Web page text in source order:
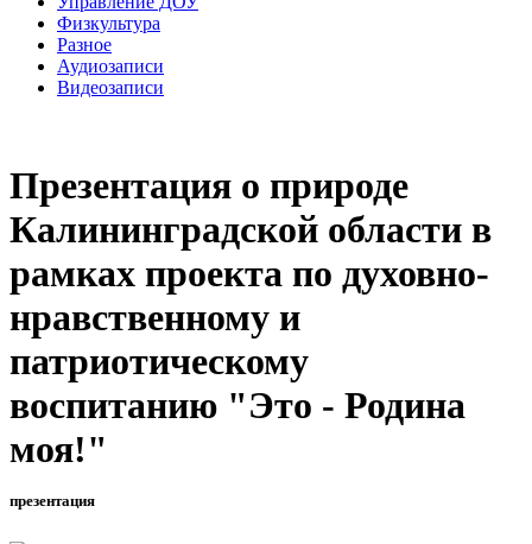
Физкультура
Разное
Аудиозаписи
Видеозаписи
Презентация о природе
Калининградской области в
рамках проекта по духовно-
нравственному и
патриотическому
воспитанию "Это - Родина
моя!"
презентация